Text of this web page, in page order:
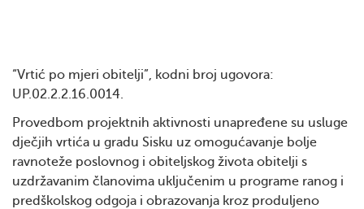
“Vrtić po mjeri obitelji”, kodni broj ugovora:
UP.02.2.2.16.0014.
Provedbom projektnih aktivnosti unapređene su usluge
dječjih vrtića u gradu Sisku uz omogućavanje bolje
ravnoteže poslovnog i obiteljskog života obitelji s
uzdržavanim članovima uključenim u programe ranog i
predškolskog odgoja i obrazovanja kroz produljeno